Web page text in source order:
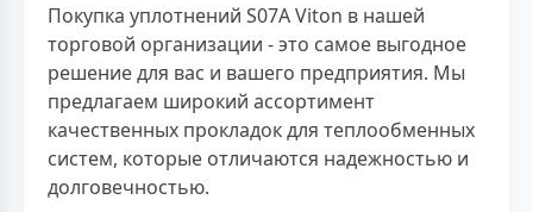
Покупка уплотнений S07A Viton в нашей
торговой организации - это самое выгодное
решение для вас и вашего предприятия. Мы
предлагаем широкий ассортимент
качественных прокладок для теплообменных
систем, которые отличаются надежностью и
долговечностью.